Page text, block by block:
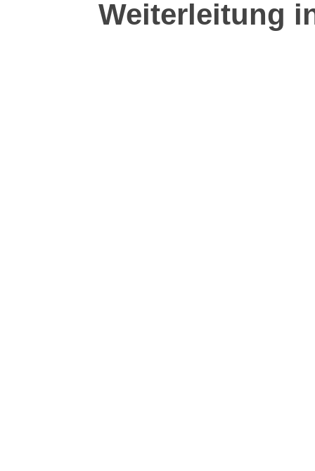
Weiterleitung